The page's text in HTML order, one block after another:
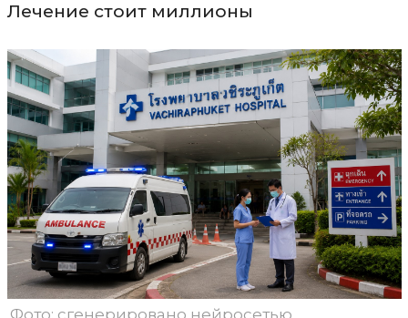
Лечение стоит миллионы
Фото: сгенерировано нейросетью